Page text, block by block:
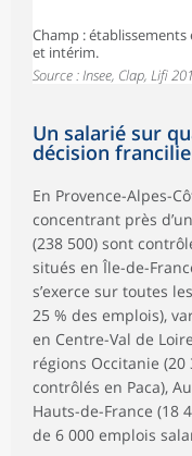
Champ :
et intérim.
Source : Insee, Clap, Lifi
Un salarié sur
décision
En Provence-Alpes-
concentrant près
(238 500) sont
situés en Île-de-
s’exerce sur toutes
25 % des emplois),
en Centre-Val de
régions Occitanie
contrôlés en Paca),
Hauts-de-France (18
de 6 000 emplois